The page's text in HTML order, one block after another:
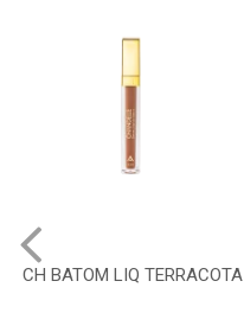
CH BATOM LIQ TERRACOTA